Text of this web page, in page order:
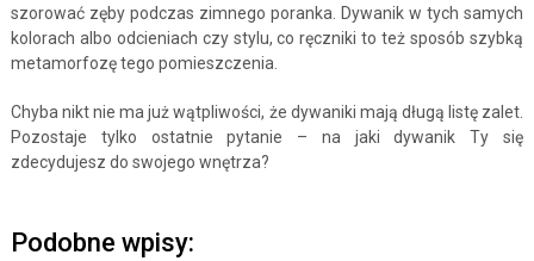
szorować zęby podczas zimnego poranka. Dywanik w tych samych
kolorach albo odcieniach czy stylu, co ręczniki to też sposób szybką
metamorfozę tego pomieszczenia.
Chyba nikt nie ma już wątpliwości, że dywaniki mają długą listę zalet.
Pozostaje tylko ostatnie pytanie – na jaki dywanik Ty się
zdecydujesz do swojego wnętrza?
Podobne wpisy: